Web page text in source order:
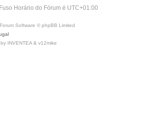
Horário do Fórum é UTC+01:00
Software © phpBB Limited
INVENTEA & v12mike